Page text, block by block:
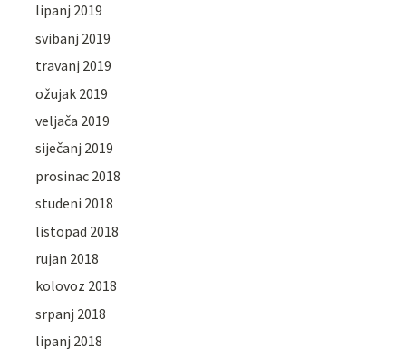
lipanj 2019
svibanj 2019
travanj 2019
ožujak 2019
veljača 2019
siječanj 2019
prosinac 2018
studeni 2018
listopad 2018
rujan 2018
kolovoz 2018
srpanj 2018
lipanj 2018